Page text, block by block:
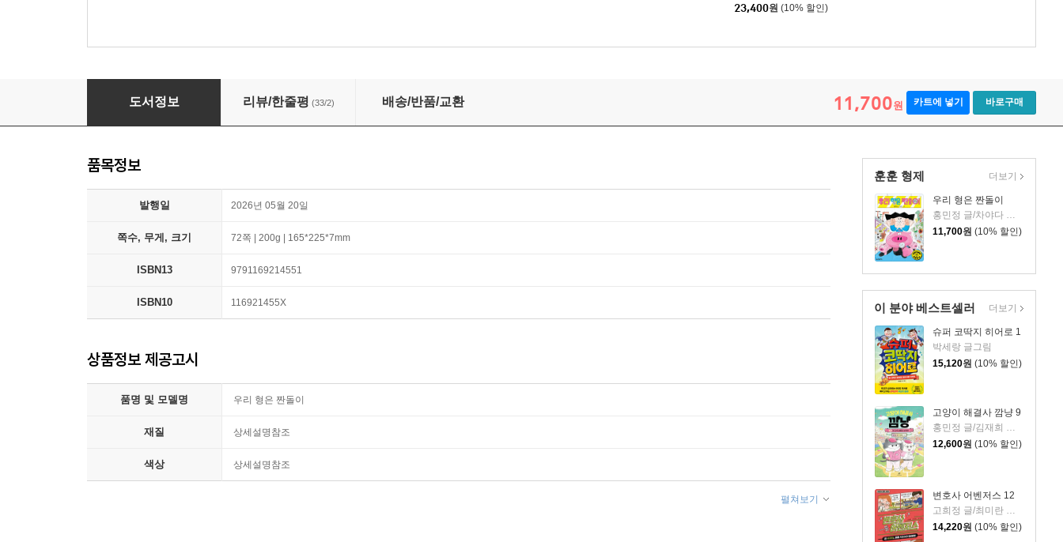
23,400원 (10% 할인)
우리 형은 짠돌이
도서정보 리뷰/한줄평 (33/2) 배송/반품/교환 11,700원 카트에 넣기 바로구매
훈훈 형제
우리 형은 짠돌이
홍민정 글/차야다 그림
11,700원 (10% 할인)
더보기
이 분야 베스트셀러
슈퍼 코딱지 히어로 1
박세랑 글그림
15,120원 (10% 할인)
고양이 해결사 깜냥 9
홍민정 글/김재희 그림
12,600원 (10% 할인)
변호사 어벤저스 12
고희정 글/최미란 그림/신주영 감수
14,220원 (10% 할인)
더보기
품목정보
발행일 2026년 05월 20일
쪽수, 무게, 크기 72쪽 | 200g | 165*225*7mm
ISBN13 9791169214551
ISBN10 116921455X
상품정보 제공고시
품명 및 모델명 우리 형은 짠돌이
재질 상세설명참조
색상 상세설명참조
펼쳐보기